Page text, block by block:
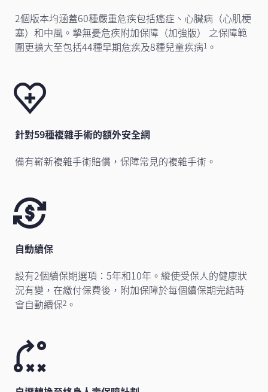
2個版本均涵蓋60種嚴重危疾包括癌症、心臟病（心肌梗
塞）和中風。摯無憂危疾附加保障（加強版） 之保障範
圍更擴大至包括44種早期危疾及8種兒童疾病1 。
針對59種複雜手術的額外安全網
備有嶄新複雜手術賠償，保障常見的複雜手術。
自動續保
設有2個續保期選項：5年和10年。縱使受保人的健康狀
況有變，在繳付保費後，附加保障於每個續保期完結時
會自動續保2 。